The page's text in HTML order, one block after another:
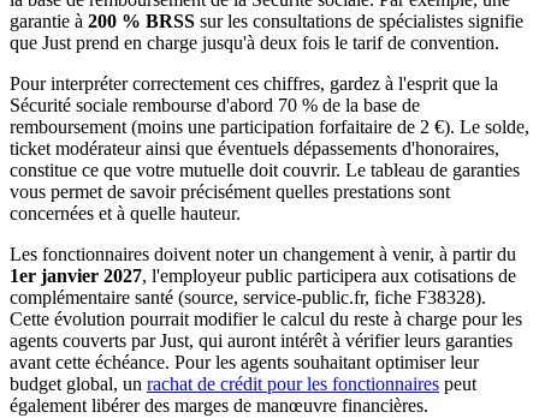
garantie à 200 % BRSS sur les consultations de spécialistes signifie
que Just prend en charge jusqu'à deux fois le tarif de convention.
Pour interpréter correctement ces chiffres, gardez à l'esprit que la
Sécurité sociale rembourse d'abord 70 % de la base de
remboursement (moins une participation forfaitaire de 2 €). Le solde,
ticket modérateur ainsi que éventuels dépassements d'honoraires,
constitue ce que votre mutuelle doit couvrir. Le tableau de garanties
vous permet de savoir précisément quelles prestations sont
concernées et à quelle hauteur.
Les fonctionnaires doivent noter un changement à venir, à partir du
1er janvier 2027, l'employeur public participera aux cotisations de
complémentaire santé (source, service-public.fr, fiche F38328).
Cette évolution pourrait modifier le calcul du reste à charge pour les
agents couverts par Just, qui auront intérêt à vérifier leurs garanties
avant cette échéance. Pour les agents souhaitant optimiser leur
budget global, un rachat de crédit pour les fonctionnaires peut
également libérer des marges de manœuvre financières.